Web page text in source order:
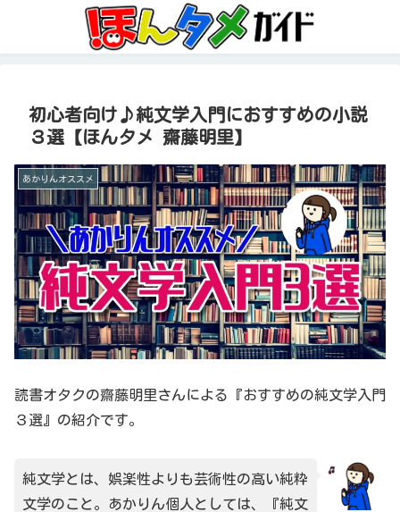
初心者向け♪純文学入門におすすめの小説
３選【ほんタメ 齋藤明里】
あかりんオススメ
読書オタクの齋藤明里さんによる『おすすめの純文学入門
３選』の紹介です。
純文学とは、娯楽性よりも芸術性の高い純粋
文学のこと。あかりん個人としては、『純文